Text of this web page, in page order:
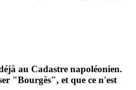
au Cadastre napoléonien.
"Bourgès", et que ce n'est